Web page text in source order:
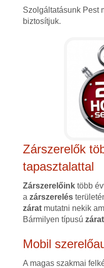
Szolgáltatásunk Pest
biztosítjuk.
Zárszerelők
tapasztalattal
Zárszerelőinktöbb
a zárszerelés
záratmutatni nekik
Bármilyen típusú zárat
Mobil
A magas szakmai